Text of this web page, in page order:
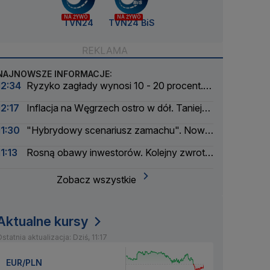
NA ŻYWO
TVN24
NA ŻYWO
TVN24 BiS
INFORMACJE:
Ryzyko zagłady wynosi 10 - 20 procent.
Inflacja na Węgrzech ostro w dół. Tanieją
"Hybrydowy scenariusz zamachu". Nowe
Rosną obawy inwestorów. Kolejny zwrot
Zobacz wszystkie
kursy
aktualizacja: Dziś, 11:17
EUR/PLN